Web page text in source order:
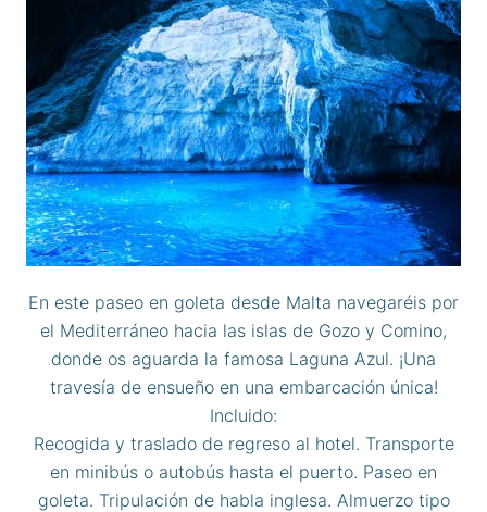
En este paseo en goleta desde Malta navegaréis por
el Mediterráneo hacia las islas de Gozo y Comino,
donde os aguarda la famosa Laguna Azul. ¡Una
travesía de ensueño en una embarcación única!
Incluido:
Recogida y traslado de regreso al hotel. Transporte
en minibús o autobús hasta el puerto. Paseo en
goleta. Tripulación de habla inglesa. Almuerzo tipo